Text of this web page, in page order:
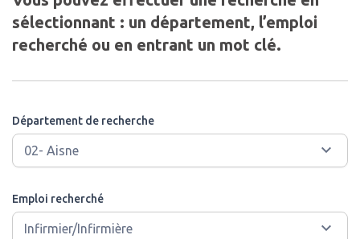
sélectionnant : un département, l’emploi
recherché ou en entrant un mot clé.
Département de recherche
Emploi recherché